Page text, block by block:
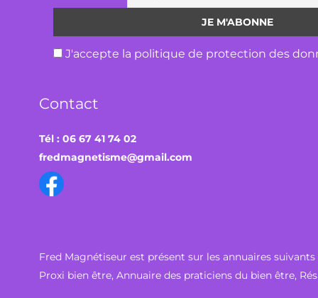
J'accepte la politique de protection des
Contact
Tél : 06 67 41 74 02
fredmagnetisme@gmail.com
Fred Magnétiseur est présent sur les annuaires suivants
Proxi bien être, Annuaire des praticiens du bien être,